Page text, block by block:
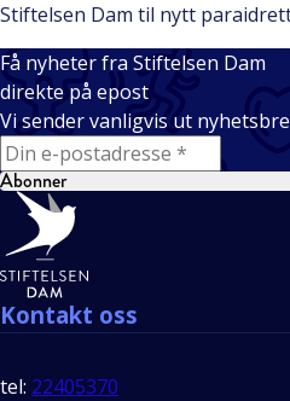
Stiftelsen Dam til nytt
Få nyheter fra Stiftelsen Dam
direkte på epost
Vi sender vanligvis ut
E-mail
Abonner
Bunntekst
Kontakt oss
tel: 22405370